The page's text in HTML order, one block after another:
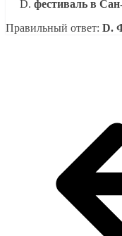
фестиваль в
Правильный ответ: D.